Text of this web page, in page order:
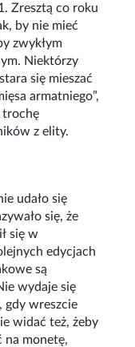
Zresztą co roku
by nie mieć
zwykłym
Niektórzy
się mieszać
armatniego”,
trochę
z elity.
udało się
się, że
się w
edycjach
są
wydaje się
gdy wreszcie
widać też, żeby
na monetę,